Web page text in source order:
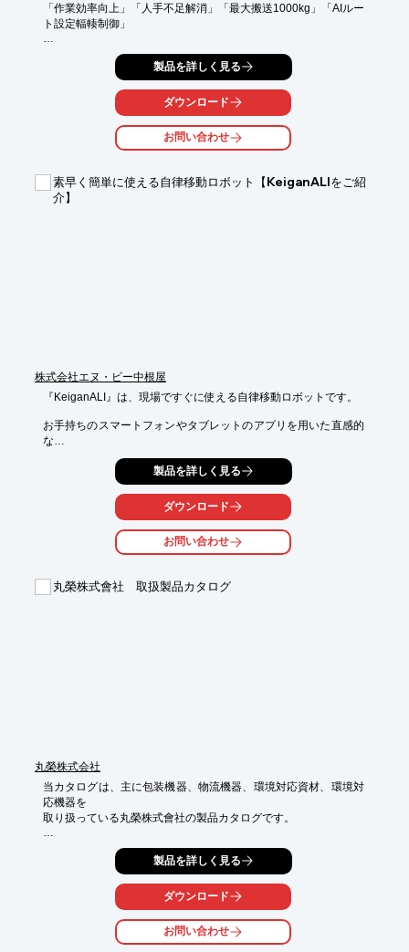
「作業効率向上」「人手不足解消」「最大搬送1000kg」「AIルー
ト設定輻輳制御」
様々なシチュエーションに対応
・倉庫･工場の各工程間を自動搬送
・パレット搬送、自動コンベアとも連携
・各種安全センサー搭載による安全設計
製品を詳しく見る
ダウンロード
お問い合わせ
素早く簡単に使える自律移動ロボット【KeiganALIをご紹
介】
株式会社エヌ・ビー中根屋
『KeiganALI』は、現場ですぐに使える自律移動ロボットです。
お手持ちのスマートフォンやタブレットのアプリを用いた直感的
な
操作で、レイアウトや作業内容の変更はもちろん、初めてAMRを
扱う方でもすぐにご使用可能。
SLAM技術を採用し、高速なマップ作成と自己位置測位により
自律移動を行います。
■素早く簡単に使える
■スマートフォンやタブレットのアプリを用いた直感的な操作
製品を詳しく見る
ダウンロード
お問い合わせ
丸榮株式會社 取扱製品カタログ
丸榮株式会社
当カタログは、主に包装機器、物流機器、環境対応資材、環境対
応機器を
取り扱っている丸榮株式會社の製品カタログです。
双腕ロボット「MOTOMAN-MH5F」をはじめとする物流の自動化
する製品や、「パワフルアーム」をはじめとする運搬補助機器な
物流センターでの作業において活躍する製品を多数掲載していま
製品を詳しく見る
ダウンロード
お問い合わせ